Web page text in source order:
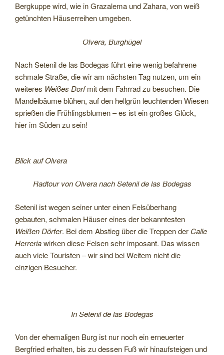
Bergkuppe wird, wie in Grazalema und Zahara, von weiß
getünchten Häuserreihen umgeben.
Olvera, Burghügel
Nach Setenil de las Bodegas führt eine wenig befahrene
schmale Straße, die wir am nächsten Tag nutzen, um ein
weiteres Weißes Dorfmit dem Fahrrad zu besuchen. Die
Mandelbäume blühen, auf den hellgrün leuchtenden Wiesen
sprießen die Frühlingsblumen – es ist ein großes Glück,
hier im Süden zu sein!
Blick auf Olvera
Radtour von Olvera nach Setenil de las Bodegas
Setenil ist wegen seiner unter einen Felsüberhang
gebauten, schmalen Häuser eines der bekanntesten
Weißen Dörfer. Bei dem Abstieg über die Treppen der Calle
Herreriawirken diese Felsen sehr imposant. Das wissen
auch viele Touristen – wir sind bei Weitem nicht die
einzigen Besucher.
In Setenil de las Bodegas
Von der ehemaligen Burg ist nur noch ein erneuerter
Bergfried erhalten, bis zu dessen Fuß wir hinaufsteigen und